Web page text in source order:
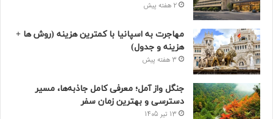
2 هفته پیش
مهاجرت به اسپانیا با کمترین هزینه (روش ها +
هزینه و جدول)
3 هفته پیش
جنگل واز آمل؛ معرفی کامل جاذبه‌ها، مسیر
دسترسی و بهترین زمان سفر
13 تیر 1405